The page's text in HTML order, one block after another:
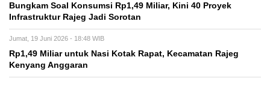
Bungkam Soal Konsumsi Rp1,49 Miliar, Kini 40 Proyek
Infrastruktur Rajeg Jadi Sorotan
Jumat, 19 Juni 2026 - 18:48 WIB
Rp1,49 Miliar untuk Nasi Kotak Rapat, Kecamatan Rajeg
Kenyang Anggaran